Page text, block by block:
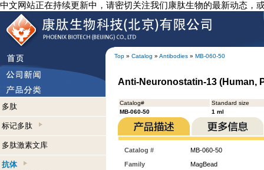
中文网站正在持续更新中，请密切关注我们康肽生物的最新动态，
Top » Catalog » Antibodies » MB-060-50
多肽
标记多肽
多肽激素文库
抗体
Anti-Neuronostatin-13 (Human,
Catalog#
Standard size
MB-060-50
1 ml
Catalog #
MB-060-50
Family
MagBead